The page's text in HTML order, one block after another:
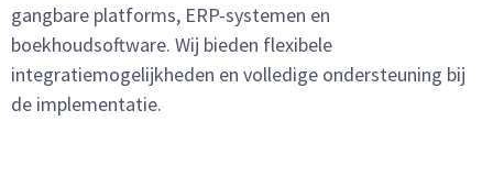
gangbare platforms, ERP-systemen en
boekhoudsoftware. Wij bieden flexibele
integratiemogelijkheden en volledige ondersteuning bij
de implementatie.